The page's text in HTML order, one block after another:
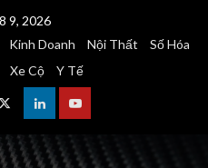
9, 2026
Kinh Doanh Nội Thất
Số Hóa
Xe Cộ Y Tế
TwitterLinkedinYoutube